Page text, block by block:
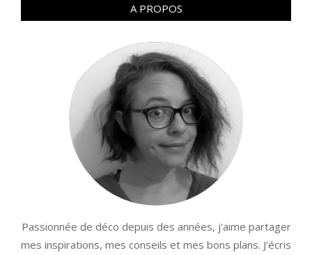
A PROPOS
Passionnée de déco depuis des années, j'aime partager
mes inspirations, mes conseils et mes bons plans. J'écris